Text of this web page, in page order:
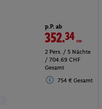
p.P. ab
352.34CHF
2 Pers. / 5 Nächte
/ 704.69 CHF
Gesamt
754 € Gesamt